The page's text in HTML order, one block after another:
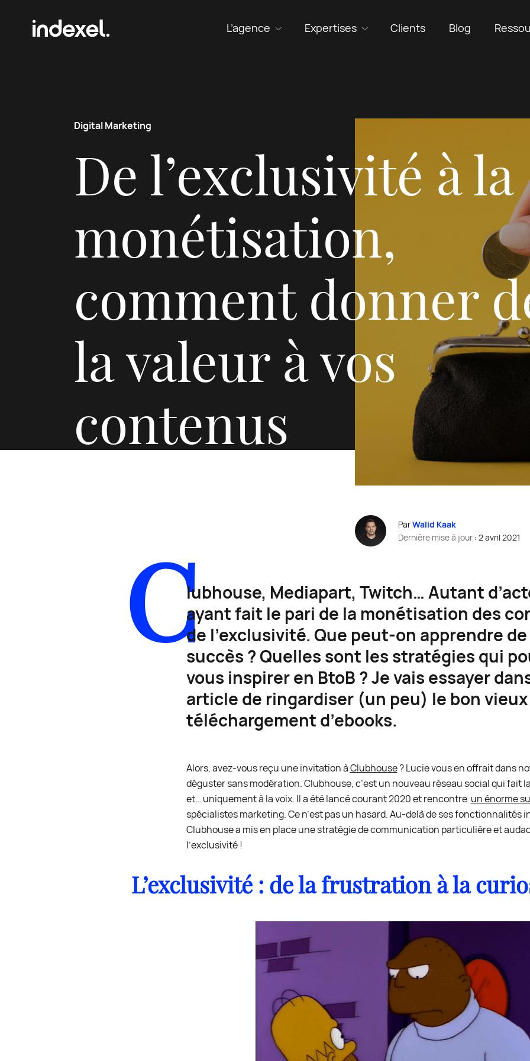
L’agence Expertises Clients Blog
Digital Marketing
De l’exclusivité à la
monétisation,
comment donner
la valeur à vos
contenus
ParWalid Kaak
Dernière mise à jour: 2 avril 2021
Clubhouse, Mediapart, Twitch… Autant
ayant fait le pari de la monétisation des
de l’exclusivité. Que peut-on apprendre
succès ? Quelles sont les stratégies qui
vous inspirer en BtoB ? Je vais essayer
article de ringardiser (un peu) le bon vieux
téléchargement d’ebooks.
Alors, avez-vous reçu une invitation àClubhouse? Lucie vous en offrait dans
déguster sans modération. Clubhouse, c’est un nouveau réseau social qui fait
et… uniquement à la voix. Il a été lancé courant 2020 et rencontre un énorme
spécialistes marketing. Ce n’est pas un hasard. Au-delà de ses fonctionnalités
Clubhouse a mis en place une stratégie de communication particulière et
l’exclusivité !
L’exclusivité : de la frustration à la